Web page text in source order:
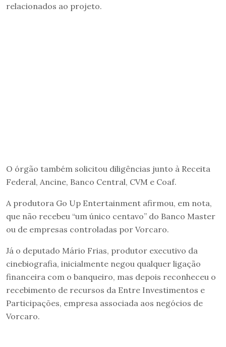
relacionados ao projeto.
O órgão também solicitou diligências junto à Receita
Federal, Ancine, Banco Central, CVM e Coaf.
A produtora Go Up Entertainment afirmou, em nota,
que não recebeu “um único centavo” do Banco Master
ou de empresas controladas por Vorcaro.
Já o deputado Mário Frias, produtor executivo da
cinebiografia, inicialmente negou qualquer ligação
financeira com o banqueiro, mas depois reconheceu o
recebimento de recursos da Entre Investimentos e
Participações, empresa associada aos negócios de
Vorcaro.